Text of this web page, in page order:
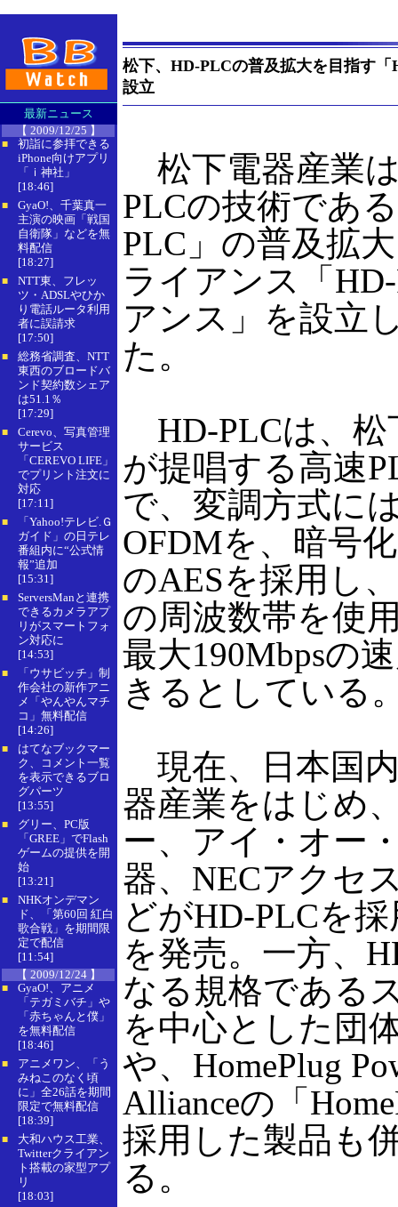
最新ニュース
【 2009/12/25 】
■
初詣に参拝できる
iPhone向けアプリ
「ｉ神社」
[18:46]
■
GyaO!、千葉真一
主演の映画「戦国
自衛隊」などを無
料配信
[18:27]
■
NTT東、フレッ
ツ・ADSLやひか
り電話ルータ利用
者に誤請求
[17:50]
■
総務省調査、NTT
東西のブロードバ
ンド契約数シェア
は51.1％
[17:29]
■
Cerevo、写真管理
サービス
「CEREVO LIFE」
でプリント注文に
対応
[17:11]
■
「Yahoo!テレビ.Ｇ
ガイド」の日テレ
番組内に“公式情
報”追加
[15:31]
■
ServersManと連携
できるカメラアプ
リがスマートフォ
ン対応に
[14:53]
■
「ウサビッチ」制
作会社の新作アニ
メ「やんやんマチ
コ」無料配信
[14:26]
■
はてなブックマー
ク、コメント一覧
を表示できるブロ
グパーツ
[13:55]
■
グリー、PC版
「GREE」でFlash
ゲームの提供を開
始
[13:21]
■
NHKオンデマン
ド、「第60回 紅白
歌合戦」を期間限
定で配信
[11:54]
【 2009/12/24 】
■
GyaO!、アニメ
「テガミバチ」や
「赤ちゃんと僕」
を無料配信
[18:46]
■
アニメワン、「う
みねこのなく頃
に」全26話を期間
限定で無料配信
[18:39]
■
大和ハウス工業、
Twitterクライアン
ト搭載の家型アプ
リ
[18:03]
松下、HD-PLCの普及拡大を目指す
設立
松下電器産業
PLCの技術であ
PLC」の普及拡
ライアンス「
アンス」を設立
た。
HD-PLCは、松
が提唱する高速
で、変調方式に
OFDMを、暗号
のAESを採用し
の周波数帯を使
最大190Mbpsの
きるとしている
現在、日本国
器産業をはじめ
ー、アイ・オー
器、NECアクセ
どがHD-PLCを
を発売。一方、
なる規格である
を中心とした団
や、HomePlug
Allianceの「
採用した製品も
る。